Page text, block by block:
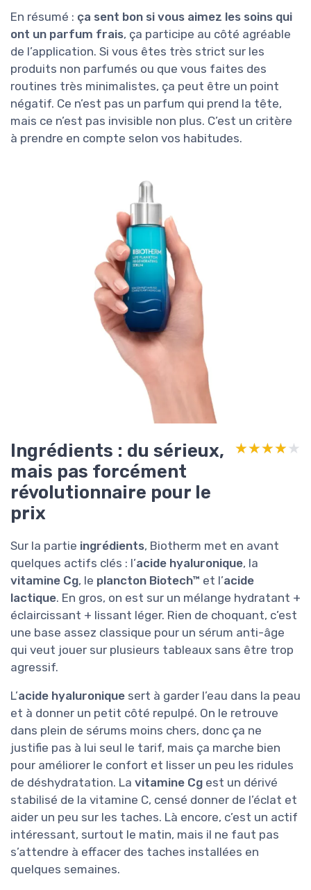
En résumé : ça sent bon si vous aimez les soins qui
ont un parfum frais, ça participe au côté agréable
de l’application. Si vous êtes très strict sur les
produits non parfumés ou que vous faites des
routines très minimalistes, ça peut être un point
négatif. Ce n’est pas un parfum qui prend la tête,
mais ce n’est pas invisible non plus. C’est un critère
à prendre en compte selon vos habitudes.
Ingrédients : du sérieux,
mais pas forcément
révolutionnaire pour le
prix
★★★★★
★★★★★
Sur la partie ingrédients, Biotherm met en avant
quelques actifs clés : l’acide hyaluronique, la
vitamine Cg, le plancton Biotech™ et l’acide
lactique. En gros, on est sur un mélange hydratant +
éclaircissant + lissant léger. Rien de choquant, c’est
une base assez classique pour un sérum anti-âge
qui veut jouer sur plusieurs tableaux sans être trop
agressif.
L’acide hyaluronique sert à garder l’eau dans la peau
et à donner un petit côté repulpé. On le retrouve
dans plein de sérums moins chers, donc ça ne
justifie pas à lui seul le tarif, mais ça marche bien
pour améliorer le confort et lisser un peu les ridules
de déshydratation. La vitamine Cg est un dérivé
stabilisé de la vitamine C, censé donner de l’éclat et
aider un peu sur les taches. Là encore, c’est un actif
intéressant, surtout le matin, mais il ne faut pas
s’attendre à effacer des taches installées en
quelques semaines.